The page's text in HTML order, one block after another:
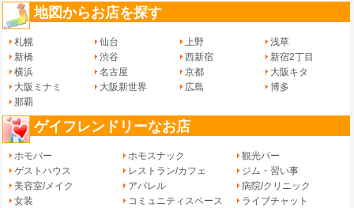
地図からお店を探す
札幌 仙台 上野
浅草
新橋
渋谷 西新宿
新宿2丁目
横浜
名古屋 京都
大阪キタ
大阪ミナミ
大阪新世界 広島
博多
那覇
ゲイフレンドリーなお店
ホモバー ホモスナック
観光バー
ゲストハウス
レストラン/カフェ
ジム・習い事
美容室/メイク
アパレル
病院/クリニック
女装
コミュニティスペース
ライブチャット